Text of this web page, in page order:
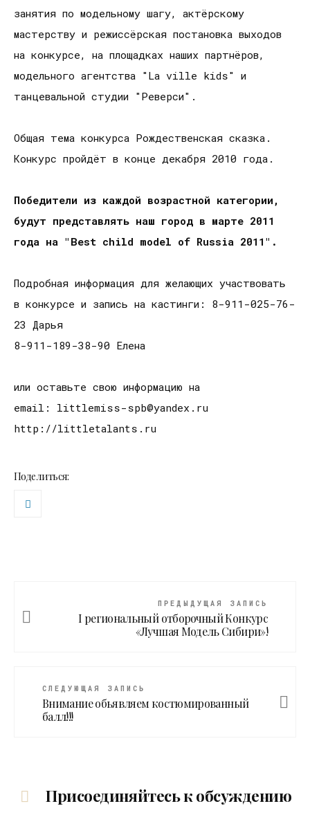
занятия по модельному шагу, актёрскому
мастерству и режиссёрская постановка выходов
на конкурсе, на площадках наших партнёров,
модельного агентства "La ville kids" и
танцевальной студии "Реверси".
Общая тема конкурса Рождественская сказка.
Конкурс пройдёт в конце декабря 2010 года.
Победители из каждой возрастной категории,
будут представлять наш город в марте 2011
года на "Best child model of Russia 2011".
Подробная информация для желающих участвовать
в конкурсе и запись на кастинги: 8-911-025-76-
23 Дарья
8-911-189-38-90 Елена
или оставьте свою информацию на
email: littlemiss-spb@yandex.ru
http://littletalants.ru
Поделиться:
ПРЕДЫДУЩАЯ ЗАПИСЬ
I региональный отборочный Конкурс
«Лучшая Модель Сибири»!
СЛЕДУЮЩАЯ ЗАПИСЬ
Внимание обьявляем костюмированный
балл!!!
Присоединяйтесь к обсуждению